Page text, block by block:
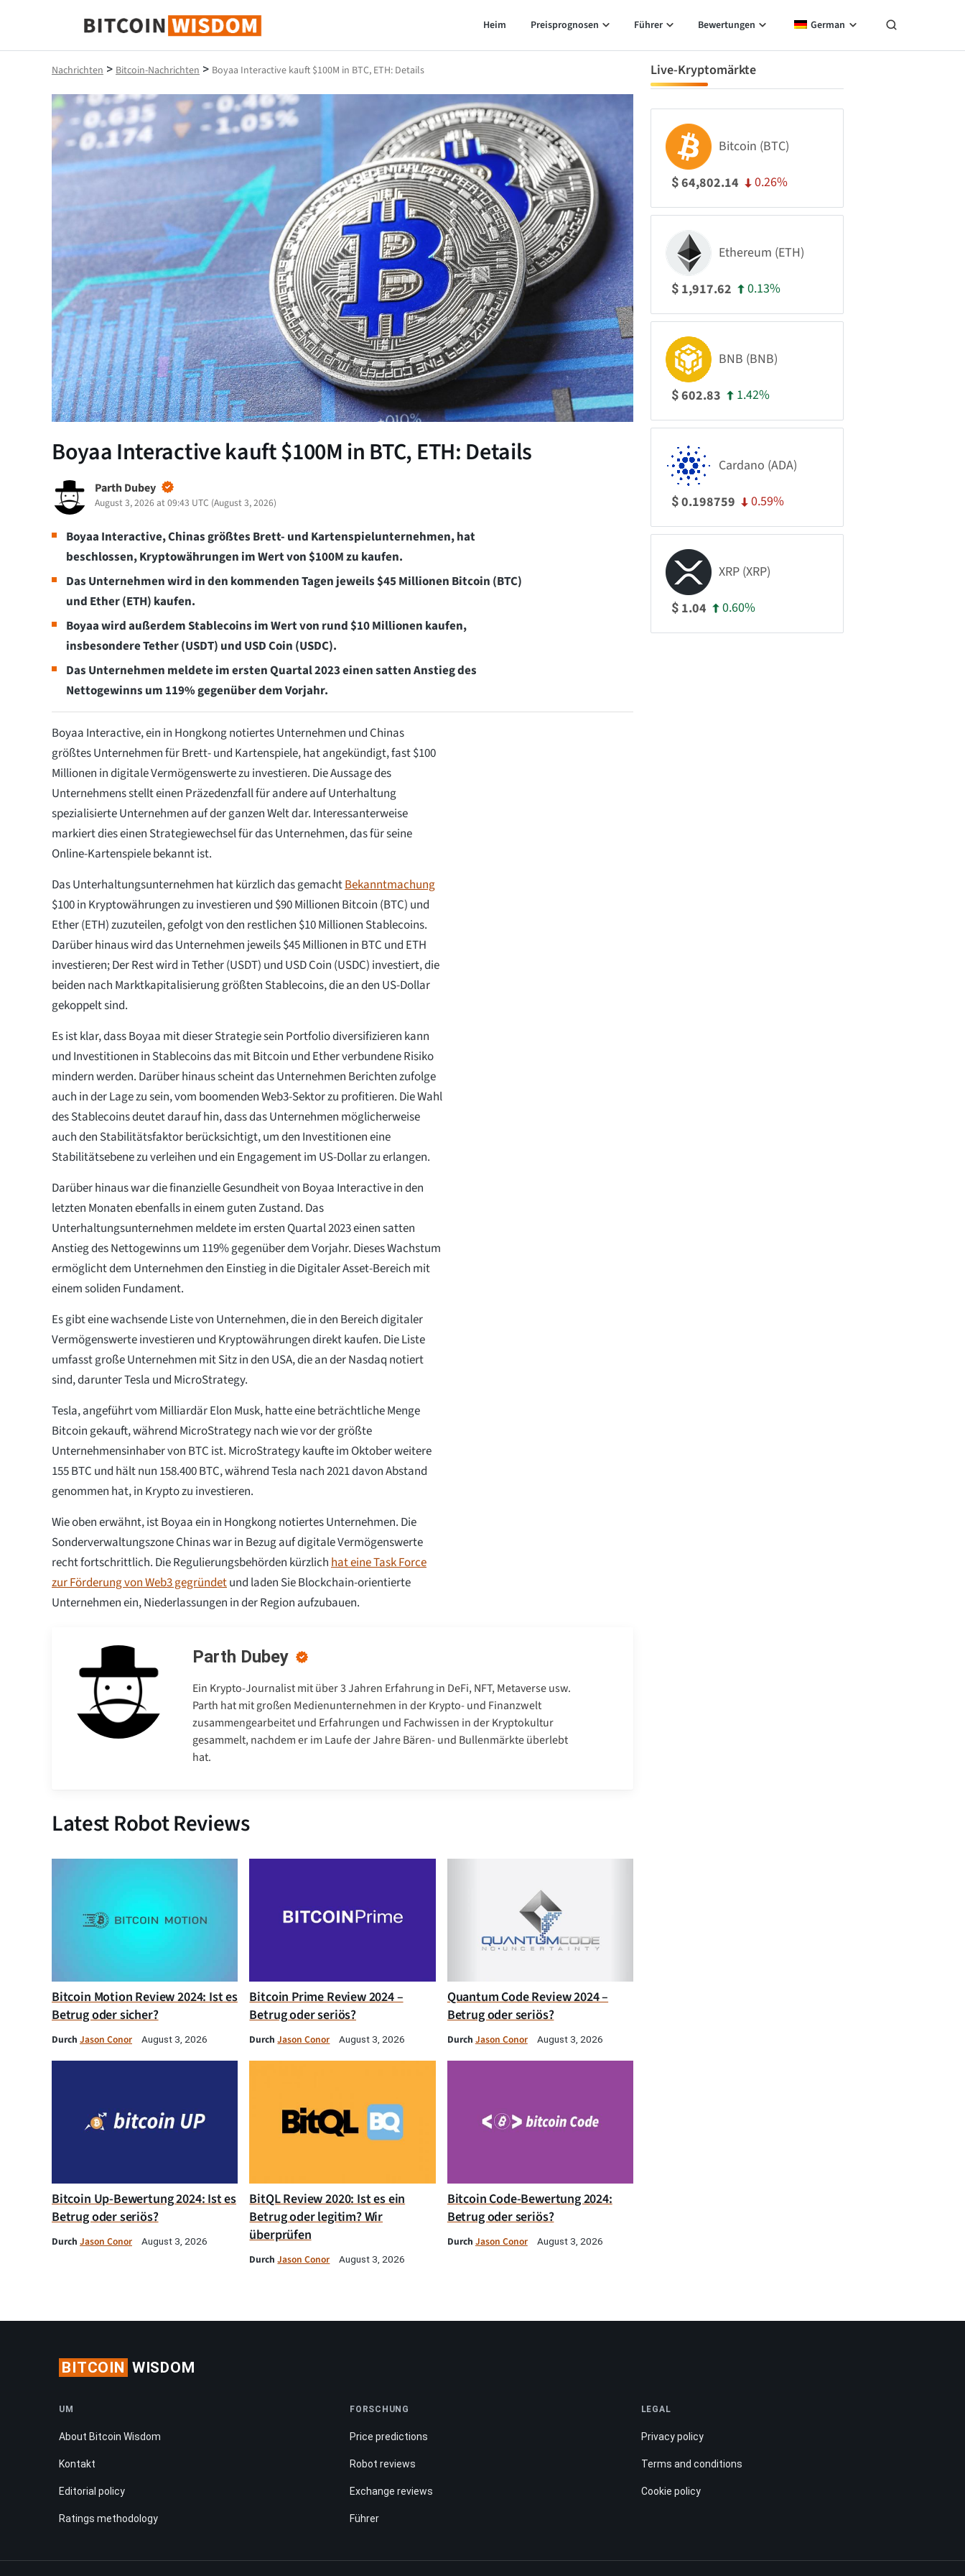
Bitcoin-Weisheit
Heim Preisprognosen Führer Bewertungen German
Nachrichten > Bitcoin-Nachrichten > Boyaa Interactive kauft $100M in BTC, ETH: Details
Boyaa Interactive kauft $100M in BTC, ETH: Details
Parth Dubey
August 3, 2026 at 09:43 UTC (August 3, 2026)
Boyaa Interactive, Chinas größtes Brett- und Kartenspielunternehmen, hat
beschlossen, Kryptowährungen im Wert von $100M zu kaufen.
Das Unternehmen wird in den kommenden Tagen jeweils $45 Millionen Bitcoin (BTC)
und Ether (ETH) kaufen.
Boyaa wird außerdem Stablecoins im Wert von rund $10 Millionen kaufen,
insbesondere Tether (USDT) und USD Coin (USDC).
Das Unternehmen meldete im ersten Quartal 2023 einen satten Anstieg des
Nettogewinns um 119% gegenüber dem Vorjahr.
Boyaa Interactive, ein in Hongkong notiertes Unternehmen und Chinas
größtes Unternehmen für Brett- und Kartenspiele, hat angekündigt, fast $100
Millionen in digitale Vermögenswerte zu investieren. Die Aussage des
Unternehmens stellt einen Präzedenzfall für andere auf Unterhaltung
spezialisierte Unternehmen auf der ganzen Welt dar. Interessanterweise
markiert dies einen Strategiewechsel für das Unternehmen, das für seine
Online-Kartenspiele bekannt ist.
Das Unterhaltungsunternehmen hat kürzlich das gemachtBekanntmachung
$100 in Kryptowährungen zu investieren und $90 Millionen Bitcoin (BTC) und
Ether (ETH) zuzuteilen, gefolgt von den restlichen $10 Millionen Stablecoins.
Darüber hinaus wird das Unternehmen jeweils $45 Millionen in BTC und ETH
investieren; Der Rest wird in Tether (USDT) und USD Coin (USDC) investiert, die
beiden nach Marktkapitalisierung größten Stablecoins, die an den US-Dollar
gekoppelt sind.
Es ist klar, dass Boyaa mit dieser Strategie sein Portfolio diversifizieren kann
und Investitionen in Stablecoins das mit Bitcoin und Ether verbundene Risiko
mindern werden. Darüber hinaus scheint das Unternehmen Berichten zufolge
auch in der Lage zu sein, vom boomenden Web3-Sektor zu profitieren. Die Wahl
des Stablecoins deutet darauf hin, dass das Unternehmen möglicherweise
auch den Stabilitätsfaktor berücksichtigt, um den Investitionen eine
Stabilitätsebene zu verleihen und ein Engagement im US-Dollar zu erlangen.
Darüber hinaus war die finanzielle Gesundheit von Boyaa Interactive in den
letzten Monaten ebenfalls in einem guten Zustand. Das
Unterhaltungsunternehmen meldete im ersten Quartal 2023 einen satten
Anstieg des Nettogewinns um 119% gegenüber dem Vorjahr. Dieses Wachstum
ermöglicht dem Unternehmen den Einstieg in die Digitaler Asset-Bereich mit
einem soliden Fundament.
Es gibt eine wachsende Liste von Unternehmen, die in den Bereich digitaler
Vermögenswerte investieren und Kryptowährungen direkt kaufen. Die Liste
umfasst große Unternehmen mit Sitz in den USA, die an der Nasdaq notiert
sind, darunter Tesla und MicroStrategy.
Tesla, angeführt vom Milliardär Elon Musk, hatte eine beträchtliche Menge
Bitcoin gekauft, während MicroStrategy nach wie vor der größte
Unternehmensinhaber von BTC ist. MicroStrategy kaufte im Oktober weitere
155 BTC und hält nun 158.400 BTC, während Tesla nach 2021 davon Abstand
genommen hat, in Krypto zu investieren.
Wie oben erwähnt, ist Boyaa ein in Hongkong notiertes Unternehmen. Die
Sonderverwaltungszone Chinas war in Bezug auf digitale Vermögenswerte
recht fortschrittlich. Die Regulierungsbehörden kürzlich hat eine Task Force
zur Förderung von Web3 gegründetund laden Sie Blockchain-orientierte
Unternehmen ein, Niederlassungen in der Region aufzubauen.
Parth Dubey
Ein Krypto-Journalist mit über 3 Jahren Erfahrung in DeFi, NFT, Metaverse usw.
Parth hat mit großen Medienunternehmen in der Krypto- und Finanzwelt
zusammengearbeitet und Erfahrungen und Fachwissen in der Kryptokultur
gesammelt, nachdem er im Laufe der Jahre Bären- und Bullenmärkte überlebt
hat.
Latest Robot Reviews
Bitcoin Motion Review 2024: Ist es
Betrug oder sicher?
Durch Jason Conor August 3, 2026
Bitcoin Prime Review 2024 –
Betrug oder seriös?
DurchJason Conor August 3, 2026
Quantum Code Review 2024 –
Betrug oder seriös?
Durch Jason Conor August 3, 2026
Bitcoin Up-Bewertung 2024: Ist es
Betrug oder seriös?
Durch Jason Conor August 3, 2026
BitQL Review 2020: Ist es ein
Betrug oder legitim? Wir
überprüfen
DurchJason Conor August 3, 2026
Bitcoin Code-Bewertung 2024:
Betrug oder seriös?
Durch Jason Conor August 3, 2026
Live-Kryptomärkte
Bitcoin (BTC)
$64,802.14 0.26%
Ethereum (ETH)
$ 1,917.62 0.13%
BNB (BNB)
$602.83 1.42%
Cardano (ADA)
$0.198759 0.59%
XRP (XRP)
$ 1.04 0.60%
BITCOIN WISDOM
UM
About Bitcoin Wisdom
Kontakt
Editorial policy
Ratings methodology
FORSCHUNG
Price predictions
Robot reviews
Exchange reviews
Führer
LEGAL
Privacy policy
Terms and conditions
Cookie policy